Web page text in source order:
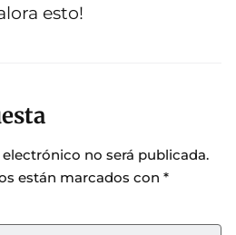
esto!
no será publicada.
están marcados con *